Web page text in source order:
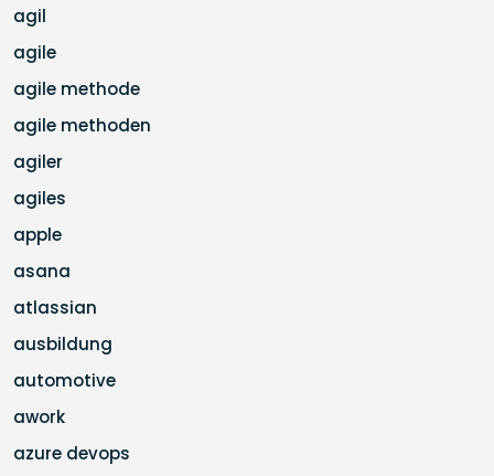
agil
agile
agile methode
agile methoden
agiler
agiles
apple
asana
atlassian
ausbildung
automotive
awork
azure devops